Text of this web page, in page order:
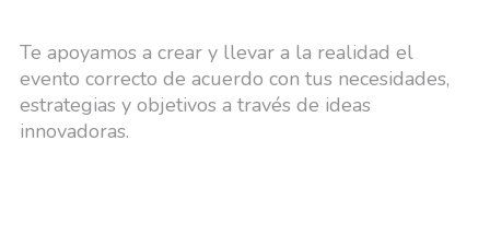
Te apoyamos a crear y llevar a la realidad el
evento correcto de acuerdo con tus necesidades,
estrategias y objetivos a través de ideas
innovadoras.